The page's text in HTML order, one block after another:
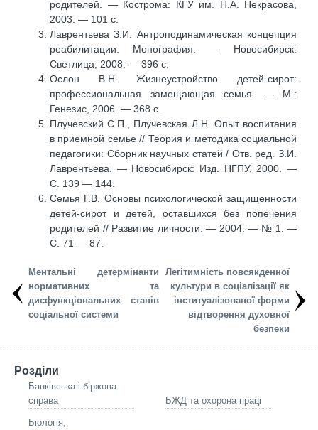
родителей. — Кострома: КГУ им. Н.А. Некрасова,
2003. — 101 с.
Лаврентьева З.И. Антроподинамическая концепция
реабилитации: Монография. — Новосибирск:
Светлица, 2008. — 396 с.
Ослон В.Н. Жизнеустройство детей-сирот:
профессиональная замещающая семья. — М.:
Генезис, 2006. — 368 с.
Плучевский С.П., Плучевская Л.Н. Опыт воспитания
в приемной семье // Теория и методика социальной
педагогики: Сборник научных статей / Отв. ред. З.И.
Лаврентьева. — Новосибирск: Изд. НГПУ, 2000. —
С. 139 — 144.
Семья Г.В. Основы психологической защищенности
детей-сирот и детей, оставшихся без попечения
родителей // Развитие личности. — 2004. — № 1. —
С. 71 — 87.
Ментальні детермінанти
нормативних та
дисфункціональних станів
соціальної системи
Легітимність повсякденної
культури в соціалізації як
інституалізованої форми
відтворення духовної
безпеки
Розділи
Банківська і біржова
справа
БЖД та охорона праці
Біологія,